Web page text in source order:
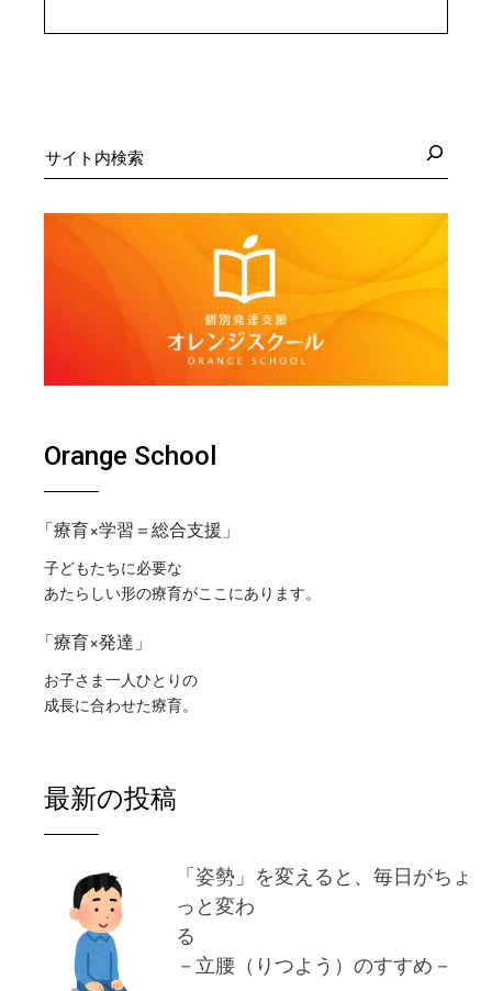
索
Orange School
「療育×学習＝総合支援」
子どもたちに必要な
あたらしい形の療育がここにあります。
「療育×発達」
お子さま一人ひとりの
成長に合わせた療育。
最新の投稿
「姿勢」を変えると、毎日がちょ
っと変わ
る
－立腰（りつよう）のすすめ－